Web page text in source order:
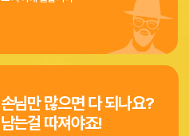
손님만 많으면 다 되나요?
남는걸 따져야죠!